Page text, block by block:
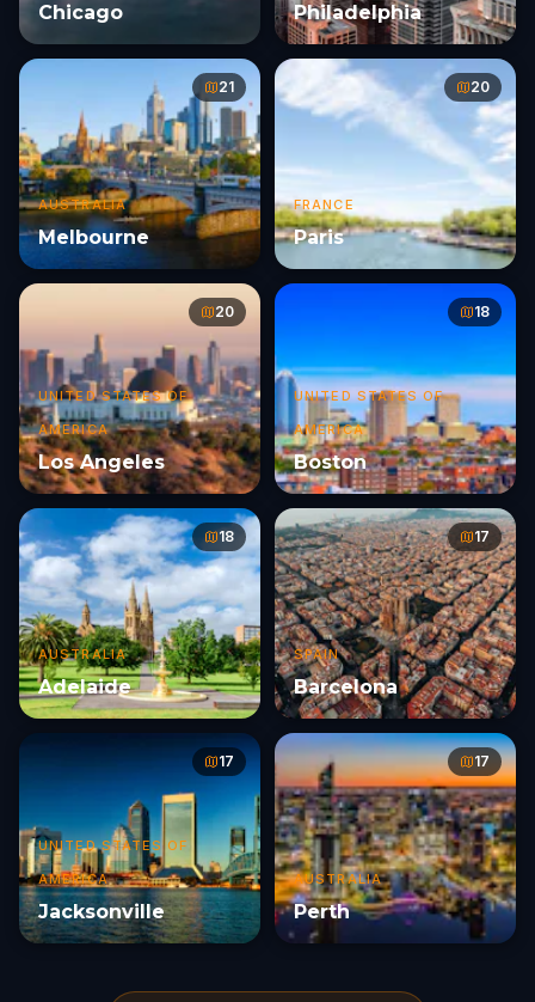
Chicago Philadelphia
21
AUSTRALIA
Melbourne
20
FRANCE
Paris
20
UNITED STATES OF
AMERICA
Los Angeles
18
UNITED STATES OF
AMERICA
Boston
18
AUSTRALIA
Adelaide
17
SPAIN
Barcelona
17
UNITED STATES OF
AMERICA
Jacksonville
17
AUSTRALIA
Perth